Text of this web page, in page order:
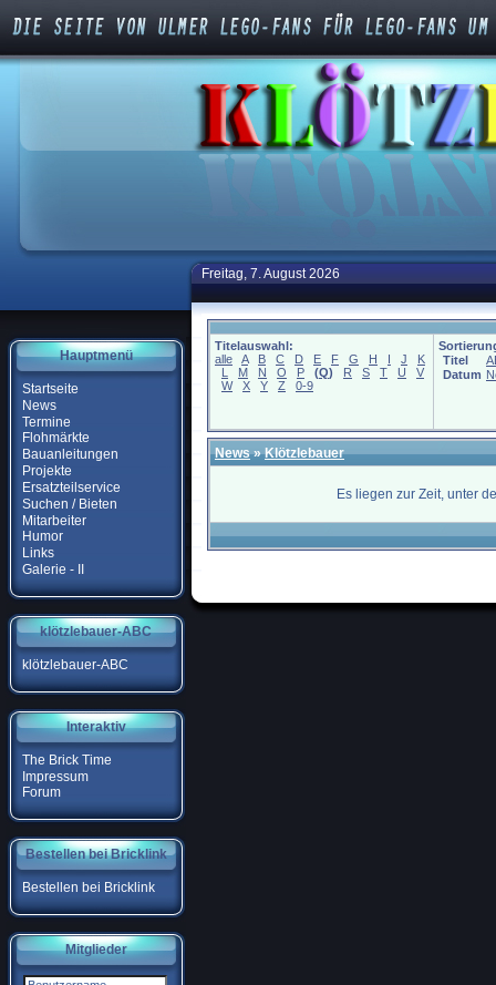
Hauptmenü
Startseite
News
Termine
Flohmärkte
Bauanleitungen
Projekte
Ersatzteilservice
Suchen / Bieten
Mitarbeiter
Humor
Links
Galerie - II
klötzlebauer-ABC
klötzlebauer-ABC
Interaktiv
The Brick Time
Impressum
Forum
Bestellen bei Bricklink
Bestellen bei Bricklink
Mitglieder
Freitag, 7. August 2026
Titelauswahl:
alle
A B C D E F G H I J
K
L
M N O P (Q) R S T U
V
W
X Y Z 0-9
Titel
Datum
News»Klötzlebauer
Es liegen zur Zeit, unter